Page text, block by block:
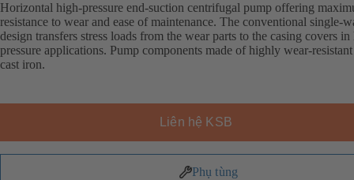
Horizontal high-pressure end-suction centrifugal pump offering
resistance to wear and ease of maintenance. The conventional single-
design transfers stress loads from the wear parts to the casing covers
pressure applications. Pump components made of highly wear-
cast iron.
Liên hệ KSB
Phụ tùng